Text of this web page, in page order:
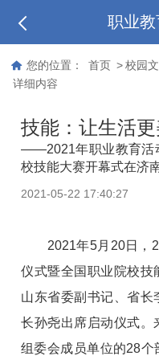
职业
您的位置： 首页 > 校园
详细内容
技能：让生活更
——2021年职业教育活
校技能大赛开幕式在济
2021-05-22 17:40:27
2021年5月20日，
仪式暨全国职业院校技
山东省委副书记、省长
长孙尧出席启动仪式。
组委会成员单位的28